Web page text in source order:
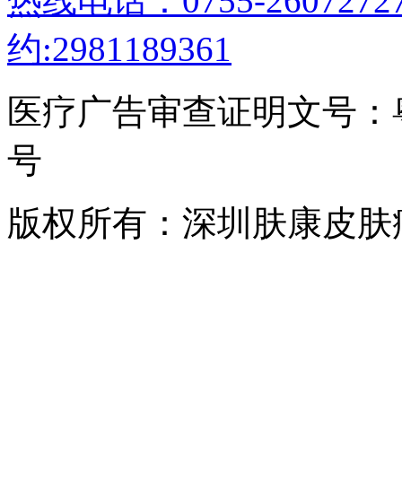
约:2981189361
医疗广告审查证明文号
号
版权所有：深圳肤康皮